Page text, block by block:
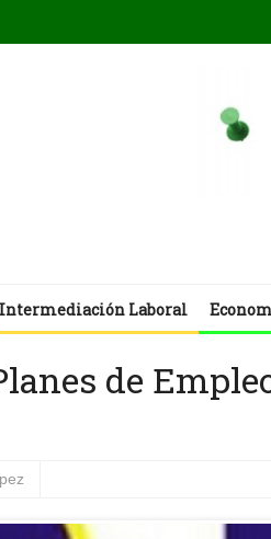
Intermediación Laboral
de